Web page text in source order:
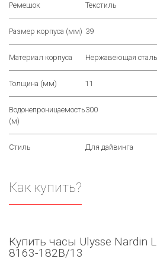
Ремешок Текстиль
Размер корпуса (мм) 39
Материал корпуса Нержавеющая сталь
Толщина (мм) 11
Водонепроницаемость
(м)
300
Стиль Для дайвинга
Как купить?
Купить часы Ulysse Nardin
8163-182B/13